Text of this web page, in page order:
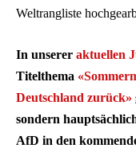
Weltrangliste
In unserer aktuellen
Titelthema
Deutschland zurück»
sondern
AfD in den